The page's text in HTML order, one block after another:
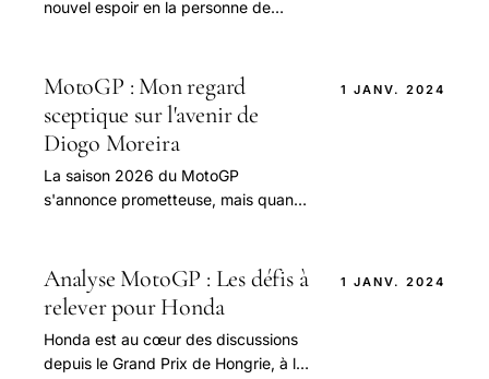
nouvel espoir en la personne de
reine.
MotoGP : Mon regard
sceptique sur l'avenir de
Diogo Moreira
La saison 2026 du MotoGP
s'annonce prometteuse, mais quand il
1 JANV. 2024
Analyse MotoGP : Les défis à
relever pour Honda
Honda est au cœur des discussions
depuis le Grand Prix de Hongrie, à la
1 JANV. 2024